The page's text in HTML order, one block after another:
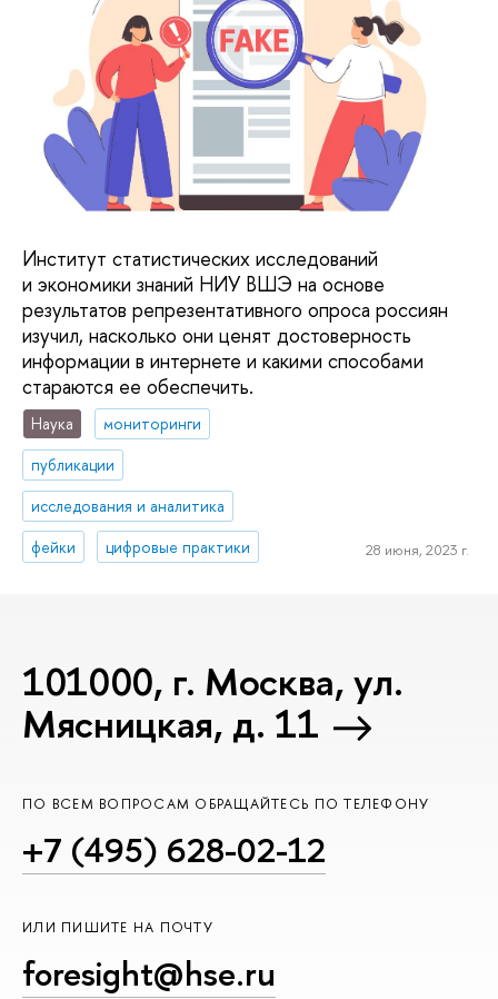
Институт статистических исследований
и экономики знаний НИУ ВШЭ на основе
результатов репрезентативного опроса россиян
изучил, насколько они ценят достоверность
информации в интернете и какими способами
стараются ее обеспечить.
Наука
мониторинги
публикации
исследования и аналитика
фейки
цифровые практики 28 июня, 2023 г.
101000, г. Москва, ул.
Мясницкая, д. 11
ПО ВСЕМ ВОПРОСАМ ОБРАЩАЙТЕСЬ ПО ТЕЛЕФОНУ
+7 (495) 628-02-12
ИЛИ ПИШИТЕ НА ПОЧТУ
foresight@hse.ru